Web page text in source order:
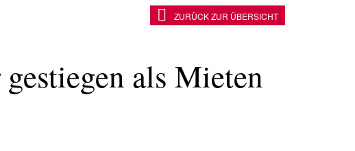
als Mieten
ZURÜCK ZUR ÜBERSICHT